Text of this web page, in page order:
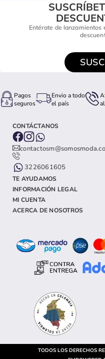
Entérate de lanzamientos
Pagos
seguros
Envio a todo
el país
CONTÁCTANOS
3226061605
TE AYUDAMOS
INFORMACIÓN LEGAL
MI CUENTA
ACERCA DE NOSOTROS
TODOS LOS DERECHOS